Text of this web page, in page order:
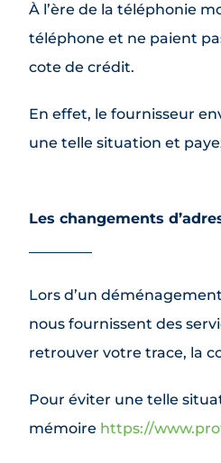
À l’ère de la téléphonie
téléphone et ne paient
cote de crédit.
En effet, le fournisseur
une telle situation et
Les changements
Lors d’un
nous fournissent des
retrouver votre trace, la
Pour éviter une telle
mémoire https://